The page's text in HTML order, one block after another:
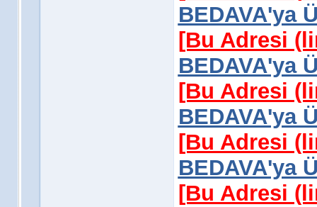
BEDAVA'ya
[Bu Adresi
BEDAVA'ya
[Bu Adresi
BEDAVA'ya
[Bu Adresi
BEDAVA'ya
[Bu Adresi